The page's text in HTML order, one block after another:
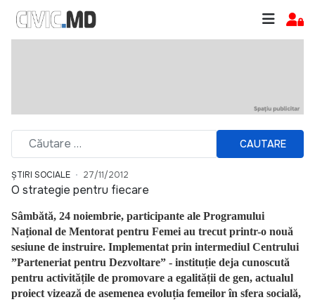
CAUTARE
ȘTIRI SOCIALE 27/11/2012
O strategie pentru fiecare
Sâmbătă, 24 noiembrie, participante ale Programului
Național de Mentorat pentru Femei au trecut printr-o nouă
sesiune de instruire. Implementat prin intermediul Centrului
”Parteneriat pentru Dezvoltare” - instituție deja cunoscută
pentru activitățile de promovare a egalității de gen, actualul
proiect vizează de asemenea evoluția femeilor în sfera socială,